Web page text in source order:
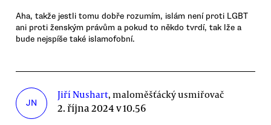
Aha, takže jestli tomu dobře rozumím, islám není proti LGBT
ani proti ženským právům a pokud to někdo tvrdí, tak lže a
bude nejspíše také islamofobní.
JN
Jiří Nushart, maloměšťácký usmiřovač
2. října 2024 v 10.56